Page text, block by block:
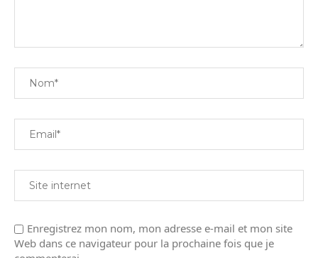
Enregistrez mon nom, mon adresse e-mail et mon site
Web dans ce navigateur pour la prochaine fois que je